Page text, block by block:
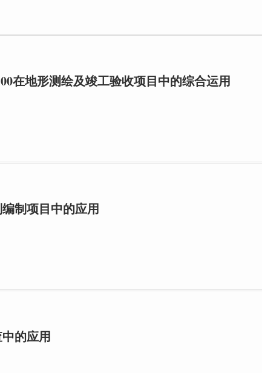
在地形测绘及竣工验收项目中的综合运用
制项目中的应用
的应用